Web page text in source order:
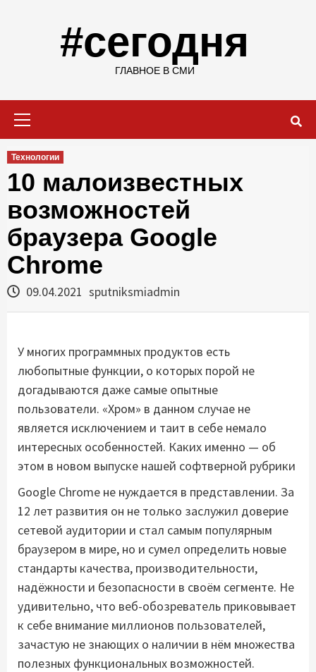
#сегодня
ГЛАВНОЕ В СМИ
Технологии
10 малоизвестных
возможностей
браузера Google
Chrome
09.04.2021 sputniksmiadmin
У многих программных продуктов есть
любопытные функции, о которых порой не
догадываются даже самые опытные
пользователи. «Хром» в данном случае не
является исключением и таит в себе немало
интересных особенностей. Каких именно — об
этом в новом выпуске нашей софтверной рубрики
Google Chrome не нуждается в представлении. За
12 лет развития он не только заслужил доверие
сетевой аудитории и стал самым популярным
браузером в мире, но и сумел определить новые
стандарты качества, производительности,
надёжности и безопасности в своём сегменте. Не
удивительно, что веб-обозреватель приковывает
к себе внимание миллионов пользователей,
зачастую не знающих о наличии в нём множества
полезных функциональных возможностей.